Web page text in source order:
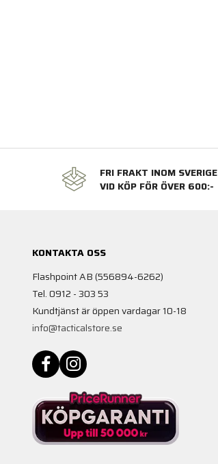
FRI FRAKT INOM SVERIGE
VID KÖP FÖR ÖVER 600:-
KONTAKTA OSS
Flashpoint AB (556894-6262)
Tel. 0912 - 303 53
Kundtjänst är öppen vardagar 10-18
info@tacticalstore.se